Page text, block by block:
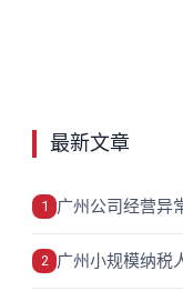
最新文章
1 广州公司经营异
2 广州小规模纳税